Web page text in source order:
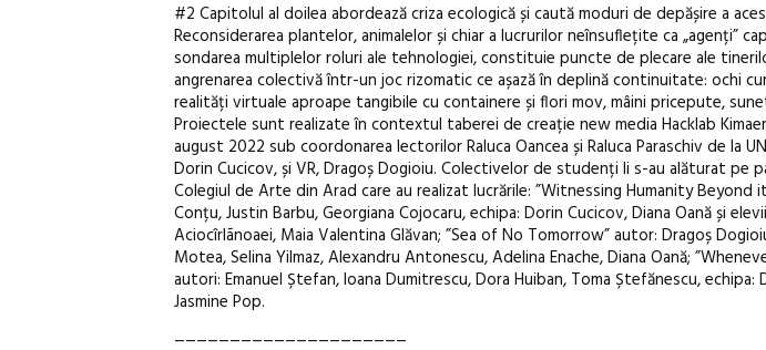
#2 Capitolul al doilea abordează criza ecologică și caută moduri de depășire a
Reconsiderarea plantelor, animalelor și chiar a lucrurilor neînsuflețite ca „agenți”
sondarea multiplelor roluri ale tehnologiei, constituie puncte de plecare ale
angrenarea colectivă într-un joc rizomatic ce așază în deplină continuitate: ochi
realități virtuale aproape tangibile cu containere și flori mov, mâini pricepute,
Proiectele sunt realizate în contextul taberei de creație new media Hacklab
august 2022 sub coordonarea lectorilor Raluca Oancea și Raluca Paraschiv de la
Dorin Cucicov, și VR, Dragoș Dogioiu. Colectivelor de studenți li s-au alăturat pe
Colegiul de Arte din Arad care au realizat lucrările: ”Witnessing Humanity Beyond
Conțu, Justin Barbu, Georgiana Cojocaru, echipa: Dorin Cucicov, Diana Oană și
Aciocîrlãnoaei, Maia Valentina Glăvan; ”Sea of No Tomorrow” autor: Dragoș
Motea, Selina Yilmaz, Alexandru Antonescu, Adelina Enache, Diana Oană;
autori: Emanuel Ștefan, Ioana Dumitrescu, Dora Huiban, Toma Ștefănescu, echipa:
Jasmine Pop.
_____________________